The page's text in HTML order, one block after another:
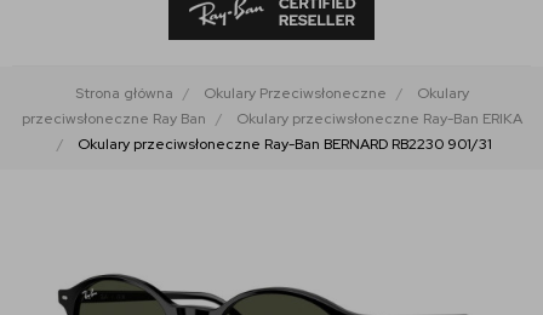
Strona główna Okulary Przeciwsłoneczne
Okulary
przeciwsłoneczne Ray Ban
Okulary przeciwsłoneczne Ray-Ban ERIKA
Okulary przeciwsłoneczne Ray-Ban BERNARD RB2230 901/31